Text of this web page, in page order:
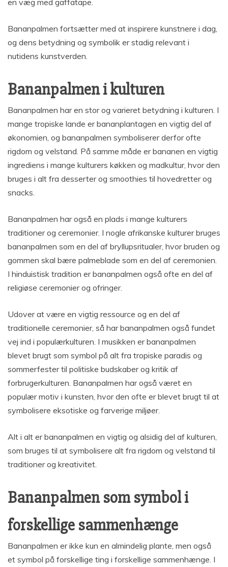
Bananpalmen fortsætter med at inspirere kunstnere i dag,
og dens betydning og symbolik er stadig relevant i
nutidens kunstverden.
Bananpalmen i kulturen
Bananpalmen har en stor og varieret betydning i kulturen. I
mange tropiske lande er bananplantagen en vigtig del af
økonomien, og bananpalmen symboliserer derfor ofte
rigdom og velstand. På samme måde er bananen en vigtig
ingrediens i mange kulturers køkken og madkultur, hvor den
bruges i alt fra desserter og smoothies til hovedretter og
snacks.
Bananpalmen har også en plads i mange kulturers
traditioner og ceremonier. I nogle afrikanske kulturer bruges
bananpalmen som en del af bryllupsritualer, hvor bruden og
gommen skal bære palmeblade som en del af ceremonien.
I hinduistisk tradition er bananpalmen også ofte en del af
religiøse ceremonier og ofringer.
Udover at være en vigtig ressource og en del af
traditionelle ceremonier, så har bananpalmen også fundet
vej ind i populærkulturen. I musikken er bananpalmen
blevet brugt som symbol på alt fra tropiske paradis og
sommerfester til politiske budskaber og kritik af
forbrugerkulturen. Bananpalmen har også været en
populær motiv i kunsten, hvor den ofte er blevet brugt til at
symbolisere eksotiske og farverige miljøer.
Alt i alt er bananpalmen en vigtig og alsidig del af kulturen,
som bruges til at symbolisere alt fra rigdom og velstand til
traditioner og kreativitet.
Bananpalmen som symbol i
forskellige sammenhænge
Bananpalmen er ikke kun en almindelig plante, men også
et symbol på forskellige ting i forskellige sammenhænge. I